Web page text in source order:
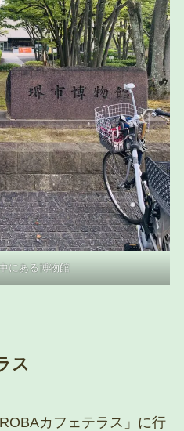
にある博物館
ス
カフェテラス」に行